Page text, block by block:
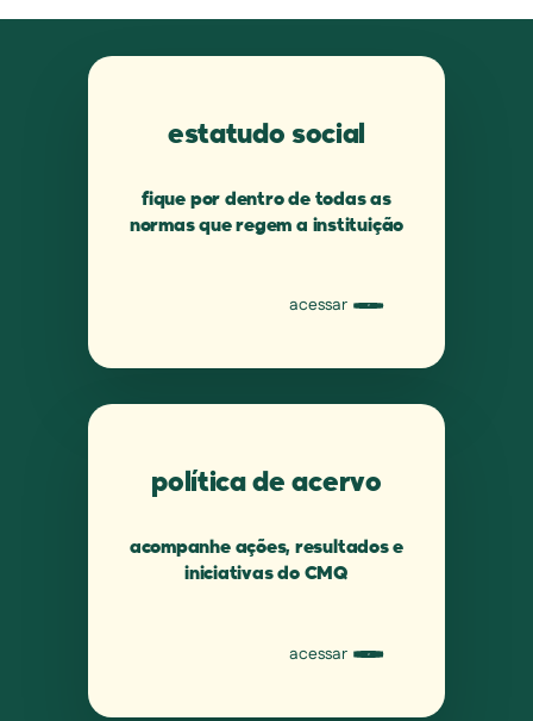
estatudo social
fique por dentro de todas as
normas que regem a instituição
acessar
política de acervo
acompanhe ações, resultados e
iniciativas do CMQ
acessar